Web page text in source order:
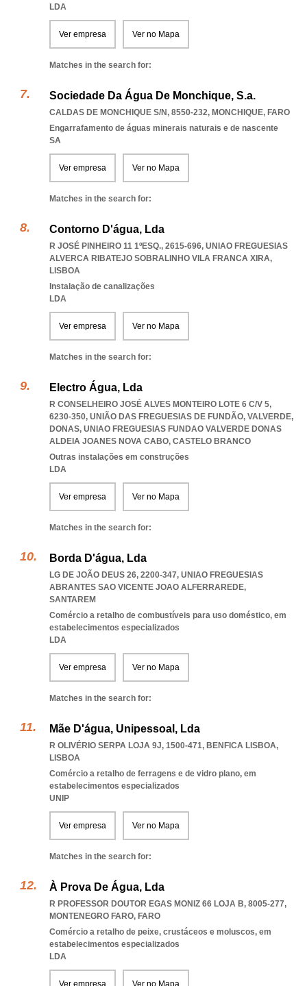
LDA
Ver empresa Ver no Mapa
Matches in the search for:
Sociedade Da Água De Monchique, S.a.
CALDAS DE MONCHIQUE S/N, 8550-232, MONCHIQUE, FARO
Engarrafamento de águas minerais naturais e de nascente
SA
Ver empresa Ver no Mapa
Matches in the search for:
Contorno D'água, Lda
R JOSÉ PINHEIRO 11 1ºESQ., 2615-696, UNIAO FREGUESIAS
ALVERCA RIBATEJO SOBRALINHO VILA FRANCA XIRA,
LISBOA
Instalação de canalizações
LDA
Ver empresa Ver no Mapa
Matches in the search for:
Electro Água, Lda
R CONSELHEIRO JOSÉ ALVES MONTEIRO LOTE 6 C/V 5,
6230-350, UNIÃO DAS FREGUESIAS DE FUNDÃO, VALVERDE,
DONAS, UNIAO FREGUESIAS FUNDAO VALVERDE DONAS
ALDEIA JOANES NOVA CABO, CASTELO BRANCO
Outras instalações em construções
LDA
Ver empresa Ver no Mapa
Matches in the search for:
Borda D'água, Lda
LG DE JOÃO DEUS 26, 2200-347, UNIAO FREGUESIAS
ABRANTES SAO VICENTE JOAO ALFERRAREDE,
SANTAREM
Comércio a retalho de combustíveis para uso doméstico, em
estabelecimentos especializados
LDA
Ver empresa Ver no Mapa
Matches in the search for:
Mãe D'água, Unipessoal, Lda
R OLIVÉRIO SERPA LOJA 9J, 1500-471, BENFICA LISBOA,
LISBOA
Comércio a retalho de ferragens e de vidro plano, em
estabelecimentos especializados
UNIP
Ver empresa Ver no Mapa
Matches in the search for:
À Prova De Água, Lda
R PROFESSOR DOUTOR EGAS MONIZ 66 LOJA B, 8005-277,
MONTENEGRO FARO, FARO
Comércio a retalho de peixe, crustáceos e moluscos, em
estabelecimentos especializados
LDA
Ver empresa Ver no Mapa